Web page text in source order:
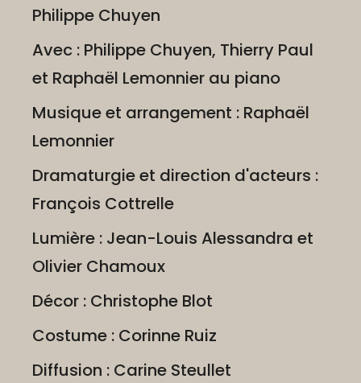
Philippe Chuyen
Avec : Philippe Chuyen, Thierry Paul
et Raphaël Lemonnier au piano
Musique et arrangement : Raphaël
Lemonnier
Dramaturgie et direction d'acteurs :
François Cottrelle
Lumière : Jean-Louis Alessandra et
Olivier Chamoux
Décor : Christophe Blot
Costume : Corinne Ruiz
Diffusion : Carine Steullet